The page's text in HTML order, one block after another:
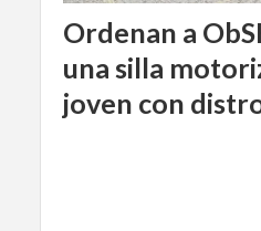
Ordenan a
una silla
joven con